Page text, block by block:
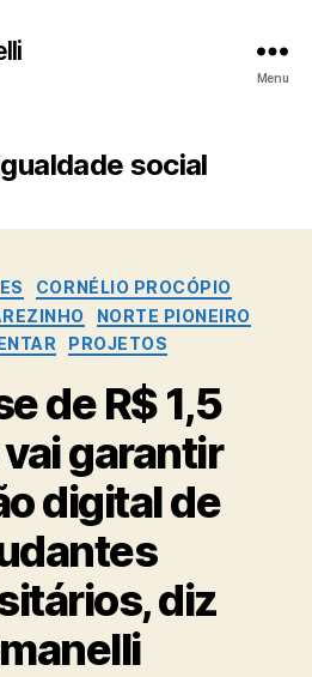
Menu
social
Categorias
CORNÉLIO PROCÓPIO
NORTE PIONEIRO
PROJETOS
de R$ 1,5
garantir
digital de
diz